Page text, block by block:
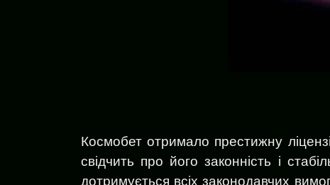
Космобет отримало престижну
свідчить про його законність і
дотримується всіх законодавчих